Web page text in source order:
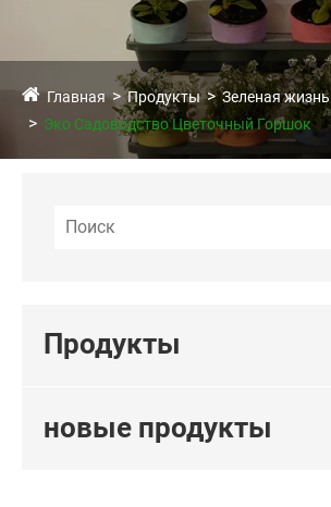
Главная Продукты
Зеленая жизнь
Эко Садоводство Цветочный Горшок
Продукты
новые продукты